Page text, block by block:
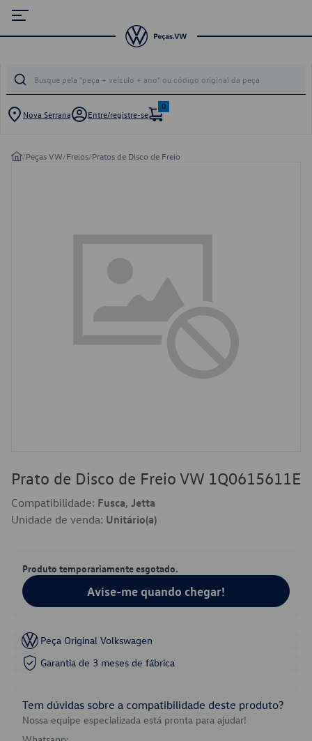
Nova Serrana Entre/registre-se
0
/Peças VW/Freios/Pratos de Disco de Freio
Prato de Disco de Freio VW 1Q0615611E
Compatibilidade: Fusca, Jetta
Unidade de venda: Unitário(a)
Produto temporariamente esgotado.
Avise-me quando chegar!
Peça Original Volkswagen
Garantia de 3 meses de fábrica
Tem dúvidas sobre a compatibilidade deste produto?
Nossa equipe especializada está pronta para ajudar!